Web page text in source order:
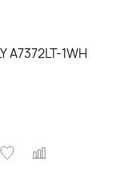
A7372LT-1WH